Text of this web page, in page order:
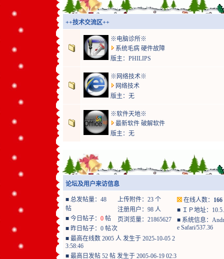
++技术交流区++
※电脑诊所※
系统毛病 硬件故障
版主： PHILIPS
※网络技术※
网络技术
版主：无
※软件天地※
最新软件 破解软件
版主：无
论坛及用户来访信息
■ 总发帖量：48
帖
■ 今日帖子： 0 帖
■ 昨日帖子：0 帖
上传附件：23 个
注册用户：98 人
页浏览量：21865627
次
■ 最高在线数 2005 人 发生于 2025-10-05 2
3:58:46
■ 最高日发帖 52 帖 发生于 2005-06-19 02:3
在线人数： 166
■ ＩＰ地址：
■ 系统信息：
e Safari/537.36